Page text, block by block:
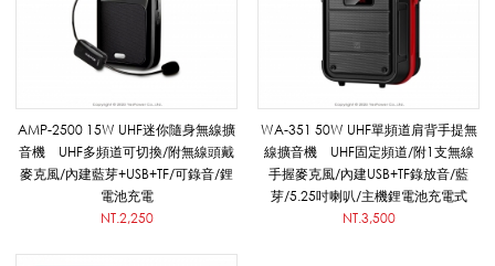
款
AMP-2500 15W UHF迷你隨身無線擴
音機 UHF多頻道可切換/附無線頭戴
麥克風/內建藍芽+USB+TF/可錄音/鋰
電池充電
NT.2,250
WA-351 50W UHF單頻道肩背手提無
線擴音機 UHF固定頻道/附1支無線
手握麥克風/內建USB+TF錄放音/藍
芽/5.25吋喇叭/主機鋰電池充電式
NT.3,500